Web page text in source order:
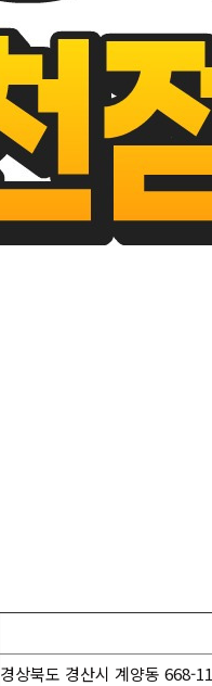
경상북도 경산시 계양동 668-11